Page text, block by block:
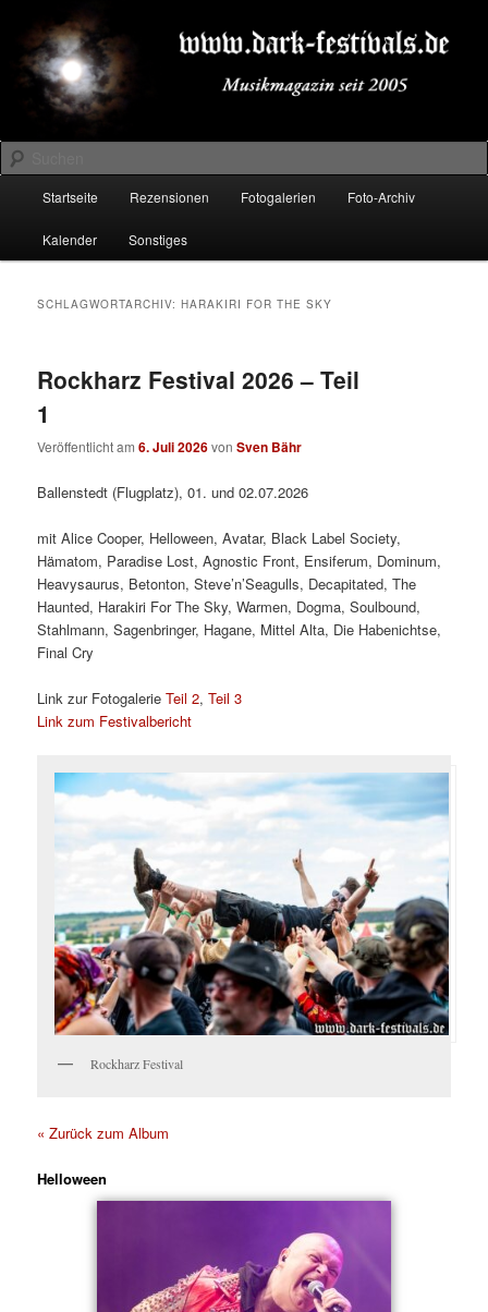
primären
Inhalt
springen
sekundären
Inhalt
springenDARK-FESTIVALS.DE
Suchen
Startseite Rezensionen Fotogalerien Foto-Archiv
Kalender Sonstiges
SCHLAGWORTARCHIV:HARAKIRI FOR THE SKY
Rockharz Festival 2026 – Teil
1
Veröffentlicht am6. Juli 2026vonSven Bähr
Ballenstedt (Flugplatz), 01. und 02.07.2026
mit Alice Cooper, Helloween, Avatar, Black Label Society,
Hämatom, Paradise Lost, Agnostic Front, Ensiferum, Dominum,
Heavysaurus, Betonton, Steve’n’Seagulls, Decapitated, The
Haunted, Harakiri For The Sky, Warmen, Dogma, Soulbound,
Stahlmann, Sagenbringer, Hagane, Mittel Alta, Die Habenichtse,
Final Cry
Link zur FotogalerieTeil 2,Teil 3
Link zum Festivalbericht
Rockharz Festival
« Zurück zum Album
Helloween